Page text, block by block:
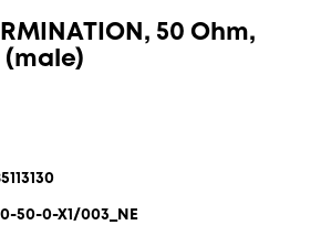
50 Ohm,
(male)
50-0-X1/003_NE